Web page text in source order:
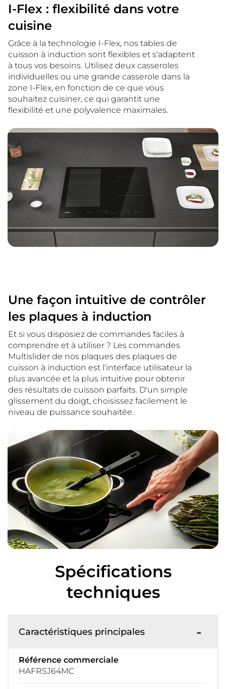
I-Flex : flexibilité dans votre
cuisine
Grâce à la technologie I-Flex, nos tables de
cuisson à induction sont flexibles et s'adaptent
à tous vos besoins. Utilisez deux casseroles
individuelles ou une grande casserole dans la
zone I-Flex, en fonction de ce que vous
souhaitez cuisiner, ce qui garantit une
flexibilité et une polyvalence maximales.
Une façon intuitive de contrôler
les plaques à induction
Et si vous disposiez de commandes faciles à
comprendre et à utiliser ? Les commandes
Multislider de nos plaques des plaques de
cuisson à induction est l'interface utilisateur la
plus avancée et la plus intuitive pour obtenir
des résultats de cuisson parfaits. D'un simple
glissement du doigt, choisissez facilement le
niveau de puissance souhaitée.
Spécifications
techniques
Caractéristiques principales
Référence commerciale
HAFRSJ64MC